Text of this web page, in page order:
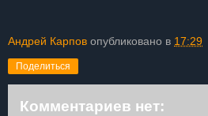
Андрей Карпов опубликовано в 17:29
Поделиться
Комментариев нет: